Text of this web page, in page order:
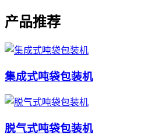
产品推荐
集成式吨袋包装机
脱气式吨袋包装机